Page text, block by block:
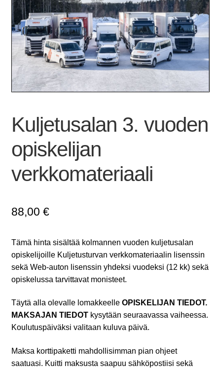
Kuljetusalan 3. vuoden
opiskelijan
verkkomateriaali
88,00 €
Tämä hinta sisältää kolmannen vuoden kuljetusalan
opiskelijoille Kuljetusturvan verkkomateriaalin lisenssin
sekä Web-auton lisenssin yhdeksi vuodeksi (12 kk) sekä
opiskelussa tarvittavat monisteet.
Täytä alla olevalle lomakkeelle OPISKELIJAN TIEDOT.
MAKSAJAN TIEDOTkysytään seuraavassa vaiheessa.
Koulutuspäiväksi valitaan kuluva päivä.
Maksa korttipaketti mahdollisimman pian ohjeet
saatuasi. Kuitti maksusta saapuu sähköpostiisi sekä